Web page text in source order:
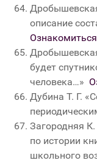
описание
Ознакомиться
будет
человека…»
Дубина Т. Г.
Загородняя
по истории
школьного